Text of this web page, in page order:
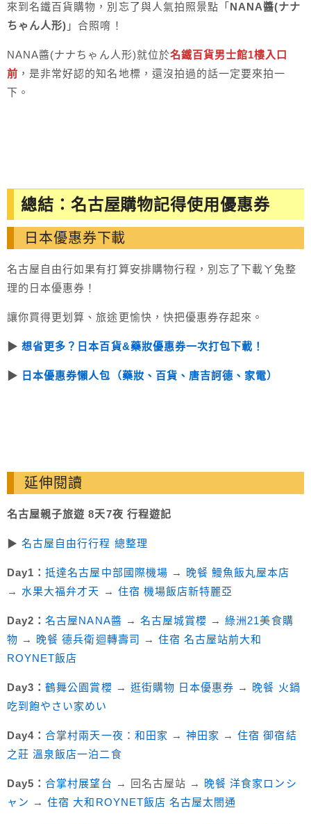
來到名鐵百貨購物，別忘了與人氣拍照景點「 NANA醬(ナナ
ちゃん人形) 」合照唷！
NANA醬(ナナちゃん人形)就位於名鐵百貨男士館1樓入口
前 ，是非常好認的知名地標，還沒拍過的話一定要來拍一
下。
總結：名古屋購物記得使用優惠券
日本優惠券下載
名古屋自由行如果有打算安排購物行程，別忘了下載ㄚ兔整
理的日本優惠券！
讓你買得更划算、旅途更愉快，快把優惠券存起來。
▶︎想省更多？日本百貨&藥妝優惠券一次打包下載！
▶︎ 日本優惠券懶人包（藥妝、百貨、唐吉訶德、家電）
延伸閱讀
名古屋親子旅遊 8天7夜 行程遊記
▶︎名古屋自由行行程 總整理
Day1：抵達名古屋中部國際機場 →
晚餐 鰻魚飯丸屋本店
→ 水果大福弁才天 → 住宿 機場飯店新特麗亞
Day2：名古屋NANA醬 → 名古屋城賞櫻 →綠洲21美食購
物 → 晚餐 德兵衛迴轉壽司 → 住宿 名古屋站前大和
ROYNET飯店
Day3：鶴舞公園賞櫻 → 逛街購物 日本優惠券 → 晚餐 火鍋
吃到飽やさい家めい
Day4：合掌村兩天一夜 ： 和田家 → 神田家 →住宿 御宿結
之莊 溫泉飯店一泊二食
Day5：合掌村展望台 → 回名古屋站 →
晚餐 洋食家ロンシ
ャン →住宿 大和ROYNET飯店 名古屋太閤通